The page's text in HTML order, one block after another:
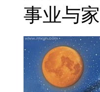
事业与